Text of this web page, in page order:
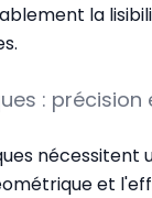
la
:
nécessitent
et